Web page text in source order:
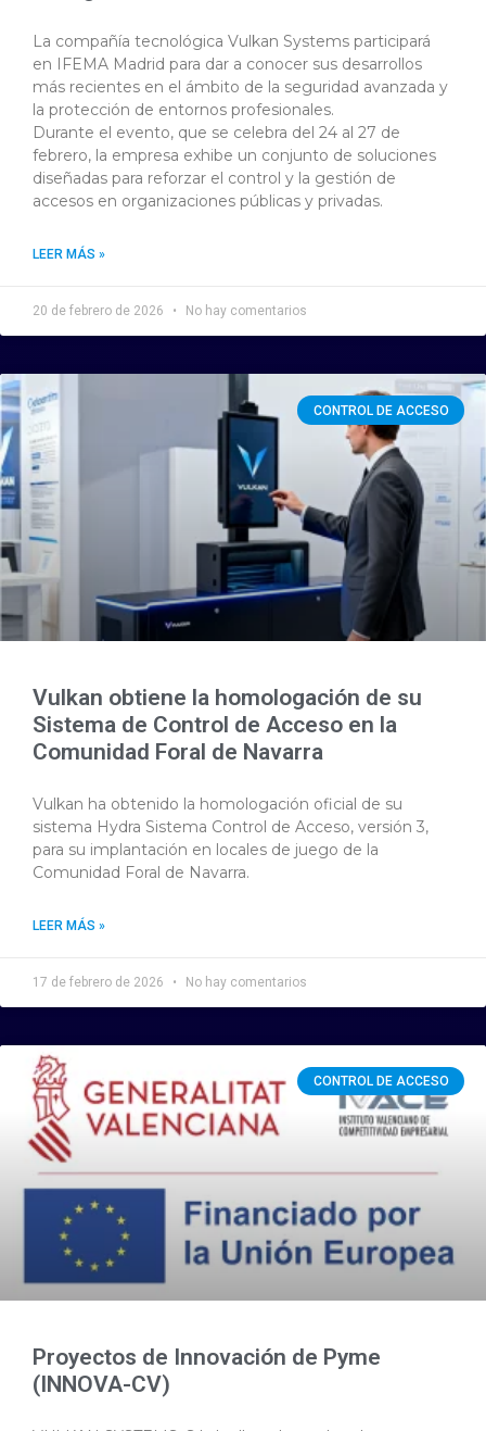
La compañía tecnológica Vulkan Systems participará
en IFEMA Madrid para dar a conocer sus desarrollos
más recientes en el ámbito de la seguridad avanzada y
la protección de entornos profesionales.
Durante el evento, que se celebra del 24 al 27 de
febrero, la empresa exhibe un conjunto de soluciones
diseñadas para reforzar el control y la gestión de
accesos en organizaciones públicas y privadas.
LEER MÁS »
20 de febrero de 2026 No hay comentarios
CONTROL DE ACCESO
Vulkan obtiene la homologación de su
Sistema de Control de Acceso en la
Comunidad Foral de Navarra
Vulkan ha obtenido la homologación oficial de su
sistema Hydra Sistema Control de Acceso, versión 3,
para su implantación en locales de juego de la
Comunidad Foral de Navarra.
LEER MÁS »
17 de febrero de 2026 No hay comentarios
CONTROL DE ACCESO
Proyectos de Innovación de Pyme
(INNOVA-CV)